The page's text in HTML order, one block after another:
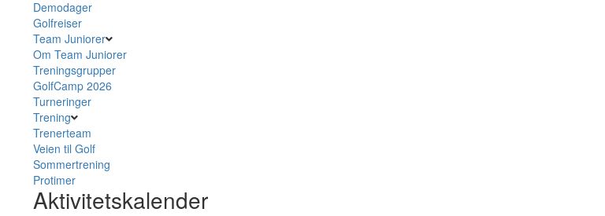
Demodager
Golfreiser
Team Juniorer
Om Team Juniorer
Treningsgrupper
GolfCamp 2026
Turneringer
Trening
Trenerteam
Veien til Golf
Sommertrening
Protimer
Aktivitetskalender